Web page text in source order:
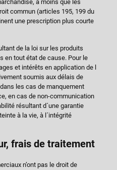
à moins que les
commun (articles 195, 199 du
une prescription plus courte
de la loi sur les produits
en tout état de cause. Pour le
et intérêts en application de l
soumis aux délais de
les cas de manquement
en cas de non-communication
résultant d´une garantie
à la vie, à l´intégrité
frais de traitement
n’ont pas le droit de